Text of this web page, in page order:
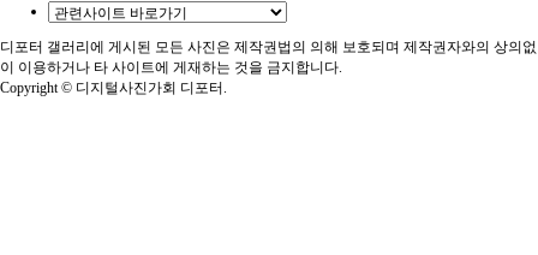
디포터 갤러리에 게시된 모든 사진은 제작권법의 의해 보호되며 제작권자와의 상의없
이 이용하거나 타 사이트에 게재하는 것을 금지합니다.
Copyright © 디지털사진가회 디포터.